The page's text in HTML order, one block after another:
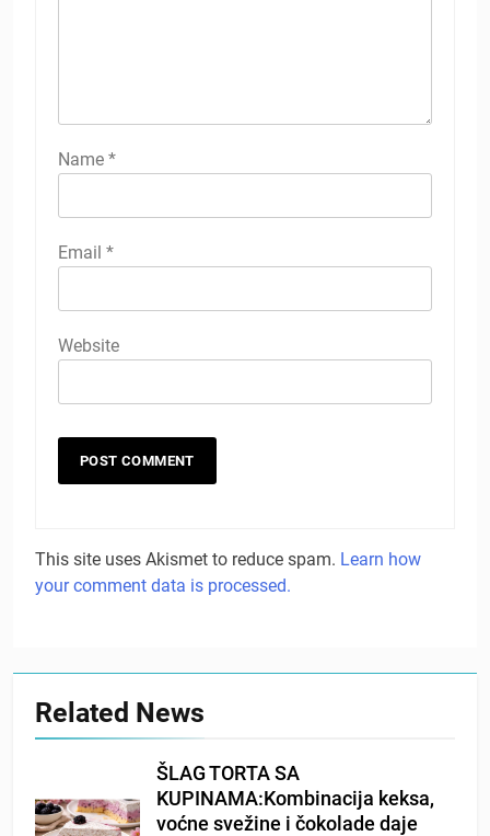
Name *
Email *
Website
This site uses Akismet to reduce spam. Learn how
your comment data is processed.
Related News
ŠLAG TORTA SA
KUPINAMA:Kombinacija keksa,
voćne svežine i čokolade daje